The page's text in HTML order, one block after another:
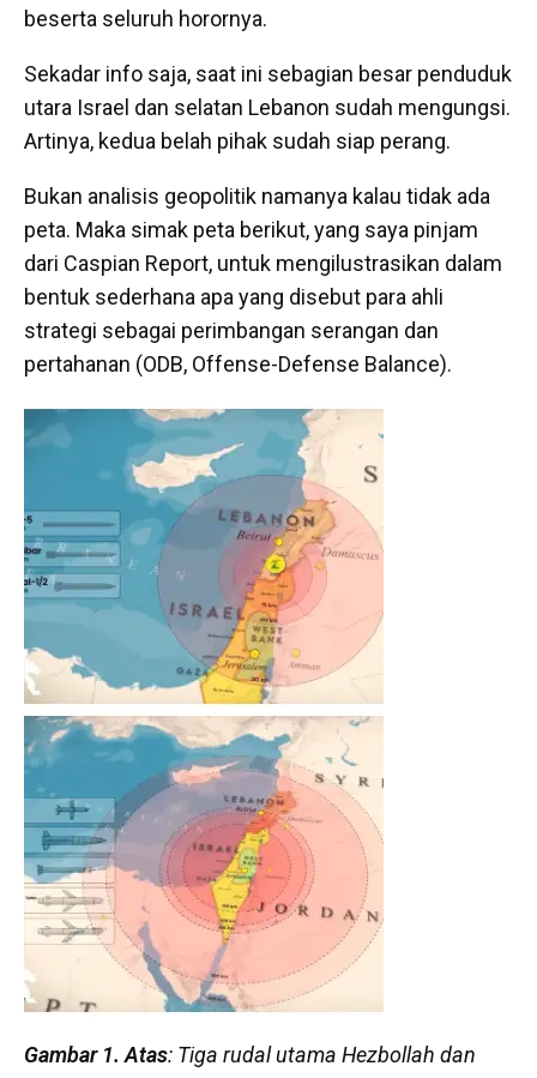
beserta seluruh horornya.
Sekadar info saja, saat ini sebagian besar penduduk
utara Israel dan selatan Lebanon sudah mengungsi.
Artinya, kedua belah pihak sudah siap perang.
Bukan analisis geopolitik namanya kalau tidak ada
peta. Maka simak peta berikut, yang saya pinjam
dari Caspian Report, untuk mengilustrasikan dalam
bentuk sederhana apa yang disebut para ahli
strategi sebagai perimbangan serangan dan
pertahanan (ODB, Offense-Defense Balance).
Gambar 1. Atas: Tiga rudal utama Hezbollah dan